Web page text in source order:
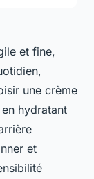
et fine,
une crème
hydratant
et